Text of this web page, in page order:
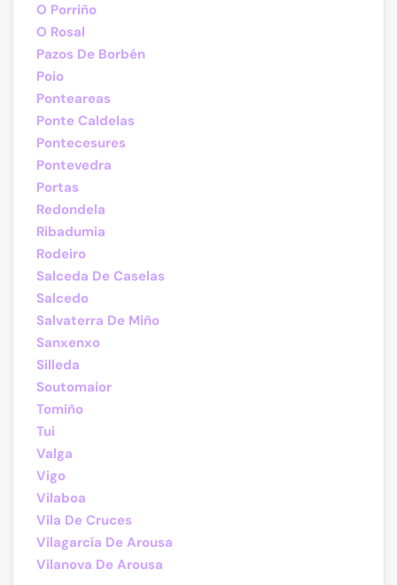
O Porriño
O Rosal
Pazos De Borbén
Poio
Ponteareas
Ponte Caldelas
Pontecesures
Pontevedra
Portas
Redondela
Ribadumia
Rodeiro
Salceda De Caselas
Salcedo
Salvaterra De Miño
Sanxenxo
Silleda
Soutomaior
Tomiño
Tui
Valga
Vigo
Vilaboa
Vila De Cruces
Vilagarcía De Arousa
Vilanova De Arousa